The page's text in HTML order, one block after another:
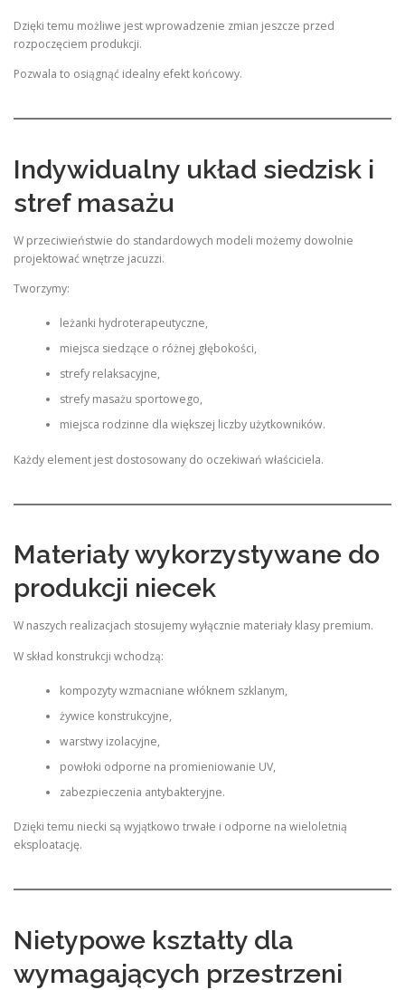
Dzięki temu możliwe jest wprowadzenie zmian jeszcze przed
rozpoczęciem produkcji.
Pozwala to osiągnąć idealny efekt końcowy.
Indywidualny układ siedzisk i
stref masażu
W przeciwieństwie do standardowych modeli możemy dowolnie
projektować wnętrze jacuzzi.
Tworzymy:
leżanki hydroterapeutyczne,
miejsca siedzące o różnej głębokości,
strefy relaksacyjne,
strefy masażu sportowego,
miejsca rodzinne dla większej liczby użytkowników.
Każdy element jest dostosowany do oczekiwań właściciela.
Materiały wykorzystywane do
produkcji niecek
W naszych realizacjach stosujemy wyłącznie materiały klasy premium.
W skład konstrukcji wchodzą:
kompozyty wzmacniane włóknem szklanym,
żywice konstrukcyjne,
warstwy izolacyjne,
powłoki odporne na promieniowanie UV,
zabezpieczenia antybakteryjne.
Dzięki temu niecki są wyjątkowo trwałe i odporne na wieloletnią
eksploatację.
Nietypowe kształty dla
wymagających przestrzeni